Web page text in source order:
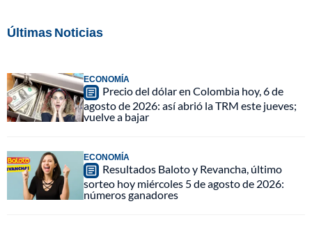
Últimas Noticias
ECONOMÍA
Precio del dólar en Colombia hoy, 6 de
agosto de 2026: así abrió la TRM este jueves;
vuelve a bajar
ECONOMÍA
Resultados Baloto y Revancha, último
sorteo hoy miércoles 5 de agosto de 2026:
números ganadores